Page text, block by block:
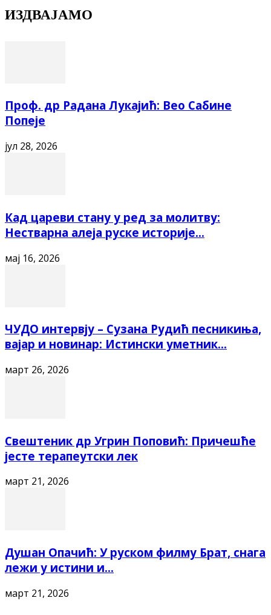
ИЗДВАЈАМО
Проф. др Радана Лукајић: Вео Сабине
Попеје
јул 28, 2026
Кад цареви стану у ред за молитву:
Нестварна алеја руске историје...
мај 16, 2026
ЧУДО интервју – Сузана Рудић песникиња,
вајар и новинар: Истински уметник...
март 26, 2026
Свештеник др Угрин Поповић: Причешће
јесте терапеутски лек
март 21, 2026
Душан Опачић: У руском филму Брат, снага
лежи у истини и...
март 21, 2026